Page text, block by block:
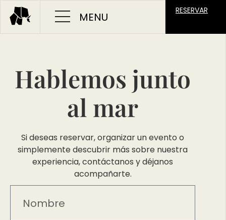
RESERVAR
Hablemos junto
al mar
Si deseas reservar, organizar un evento o
simplemente descubrir más sobre nuestra
experiencia, contáctanos y déjanos
acompañarte.